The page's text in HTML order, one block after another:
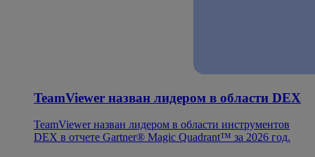
TeamViewer назван лидером в области DEX
TeamViewer назван лидером в области инструментов
DEX в отчете Gartner® Magic Quadrant™ за 2026 год.